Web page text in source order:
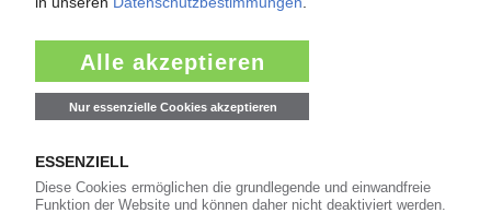
Polyolefine: Arabischer Standort Al Jubail
produziert wegen Stromausfall nur
eingeschränkt